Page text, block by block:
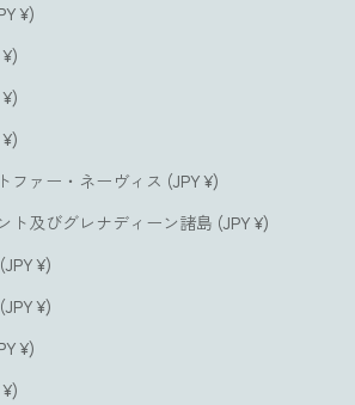
¥)
ファー・ネーヴィス (JPY ¥)
ト及びグレナディーン諸島 (JPY ¥)
¥)
¥)
¥)